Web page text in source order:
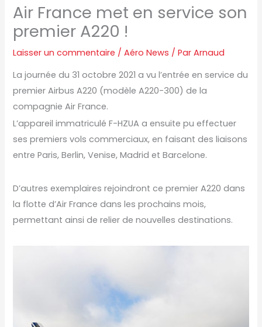
Air France met en service son
premier A220 !
Laisser un commentaire /Aéro News / ParArnaud
La journée du 31 octobre 2021 a vu l’entrée en service du
premier Airbus A220 (modèle A220-300) de la
compagnie Air France.
L’appareil immatriculé F-HZUA a ensuite pu effectuer
ses premiers vols commerciaux, en faisant des liaisons
entre Paris, Berlin, Venise, Madrid et Barcelone.
D’autres exemplaires rejoindront ce premier A220 dans
la flotte d’Air France dans les prochains mois,
permettant ainsi de relier de nouvelles destinations.